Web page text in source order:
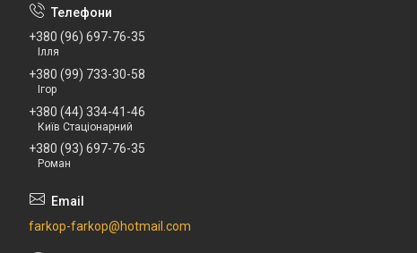
+380 (96) 697-76-35
Ілля
+380 (99) 733-30-58
Ігор
+380 (44) 334-41-46
Київ Стаціонарний
+380 (93) 697-76-35
Роман
farkop-farkop@hotmail.com